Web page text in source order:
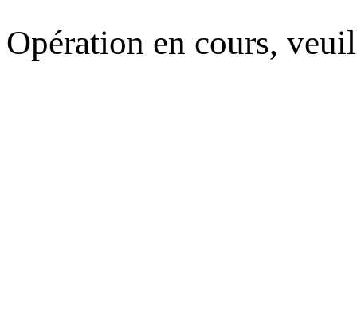
Opération en cours,